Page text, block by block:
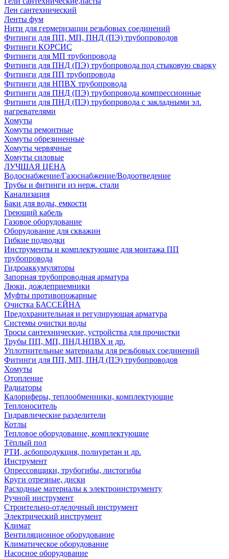
Лен сантехнический
Ленты фум
Нити для гермеризации резьбовых соединений
Фитинги для ПП, МП, ПНД (ПЭ) трубопроводов
Фитинги КОРСИС
Фитинги для МП трубопровода
Фитинги для ПНД (ПЭ) трубопровода под стыковую сварку
Фитинги для ПП трубопровода
Фитинги для НПВХ трубопровода
Фитинги для ПНД (ПЭ) трубопровода компрессионные
Фитинги для ПНД (ПЭ) трубопровода с закладными эл.
нагревателями
Хомуты
Хомуты ремонтные
Хомуты обрезиненные
Хомуты червячные
Хомуты силовые
ЛУЧШАЯ ЦЕНА
Водоснабжение/Газоснабжение/Водоотведение
Трубы и фитинги из нерж. стали
Канализация
Баки для воды, емкости
Греющий кабель
Газовое оборудование
Оборудование для скважин
Гибкие подводки
Инструменты и комплектующие для монтажа ПП
трубопровода
Гидроаккумуляторы
Запорная трубопроводная арматура
Люки, дождеприемники
Муфты противопожарные
Очистка БАССЕЙНА
Предохранительная и регулирующая арматура
Системы очистки воды
Тросы сантехнические, устройства для прочистки
Трубы ПП, МП, ПНД,НПВХ и др.
Уплотнительные материалы для резьбовых соединений
Фитинги для ПП, МП, ПНД (ПЭ) трубопроводов
Хомуты
Отопление
Радиаторы
Калориферы, теплообменники, комплектующие
Теплоноситель
Гидравлические разделители
Котлы
Тепловое оборудование, комплектующие
Тёплый пол
РТИ, асбопродукция, полиуретан и др.
Инструмент
Опрессовщики, трубогибы, листогибы
Круги отрезные, диски
Расходные материалы к электроинструменту
Ручной инструмент
Строительно-отделочный инструмент
Электрический инструмент
Климат
Вентиляционное оборудование
Климатическое оборудование
Насосное оборудование